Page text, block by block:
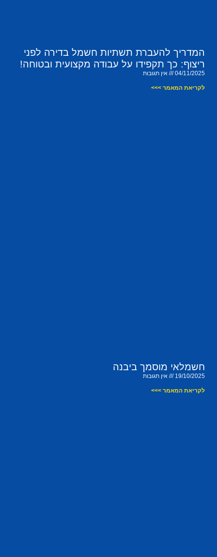
המדריך להעברת תשתיות חשמל בדירה לפני
ריצוף: כך תקפידו על עבודה מקצועית ובטוחה!
04/11/2025 אין תגובות
לקריאת המאמר >>>
חשמלאי מוסמך ביבנה
19/10/2025 אין תגובות
לקריאת המאמר >>>